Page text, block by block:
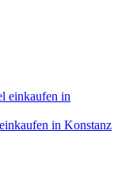
einkaufen in
in Konstanz